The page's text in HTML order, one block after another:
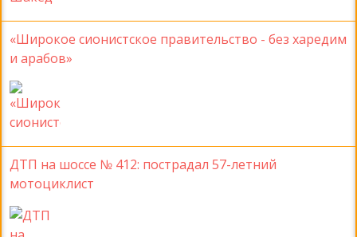
«Широкое сионистское правительство - без харедим
и арабов»
ДТП на шоссе № 412: пострадал 57-летний
мотоциклист